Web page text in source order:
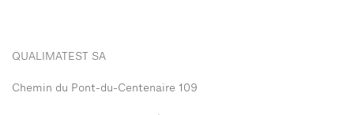
QUALIMATEST SA
Chemin du Pont-du-Centenaire 109